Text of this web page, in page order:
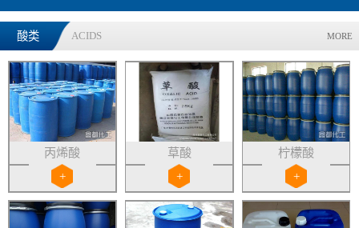
酸类 ACIDS MORE
丙烯酸
+
草酸
+
柠檬酸
+